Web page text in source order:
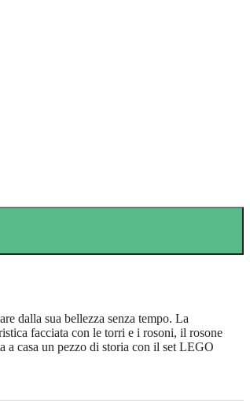
dalla sua bellezza senza tempo. La
facciata con le torri e i rosoni, il rosone
a casa un pezzo di storia con il set LEGO